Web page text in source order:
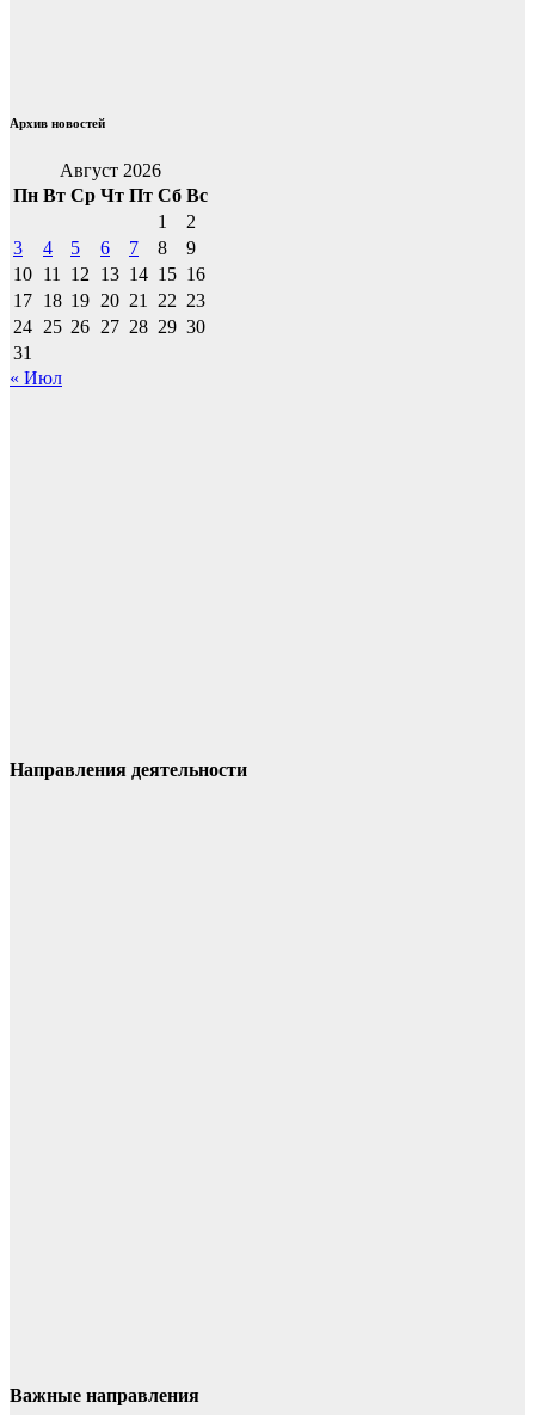
Архив новостей
Август 2026
Пн Вт Ср Чт Пт Сб Вс
1
2
3
4 5 6 7 8
9
10 11 12 13 14 15 16
17 18 19 20 21 22 23
24 25 26 27 28 29 30
31
« Июл
Направления деятельности
Важные направления